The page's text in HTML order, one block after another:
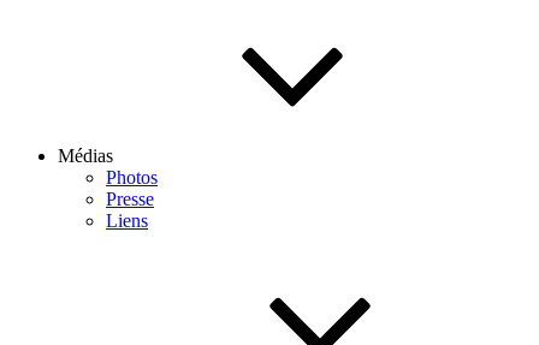
Médias
Photos
Presse
Liens